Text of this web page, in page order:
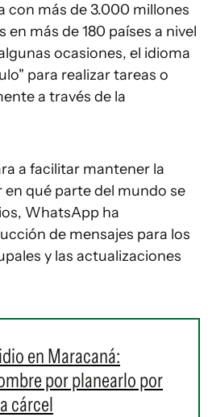
con más de 3.000 millones
más de 180 países a nivel
ocasiones, el idioma
para realizar tareas o
a través de la
a facilitar mantener la
qué parte del mundo se
WhatsApp ha
de mensajes para los
y las actualizaciones
en Maracaná:
por planearlo por
cárcel